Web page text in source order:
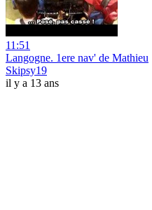
11:51
Langogne. 1ere nav' de Mathieu
Skipsy19
il y a 13 ans